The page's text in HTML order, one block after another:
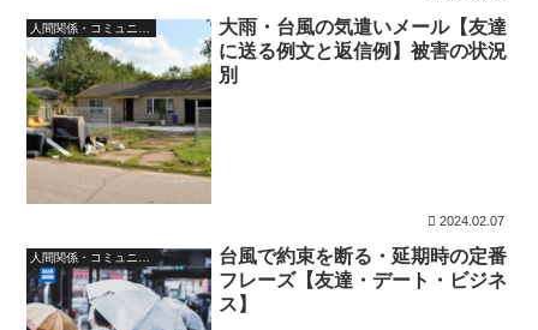
人間関係・コミュニケーション
大雨・台風の気遣いメール【友達
に送る例文と返信例】被害の状況
別
2024.02.07
台風で約束を断る・延期時の定番
フレーズ【友達・デート・ビジネ
ス】